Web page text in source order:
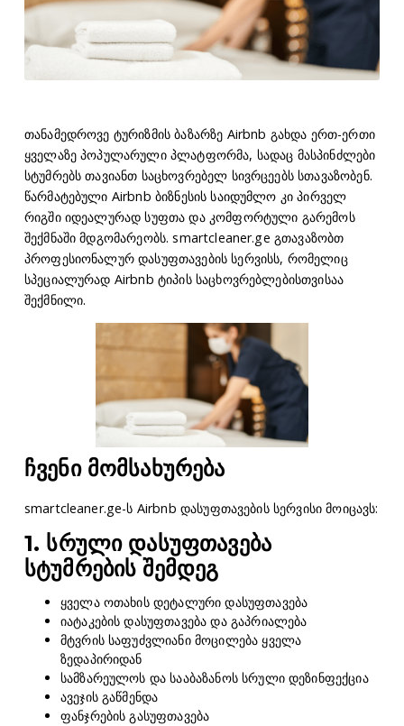
თანამედროვე ტურიზმის ბაზარზე Airbnb გახდა ერთ-ერთი
ყველაზე პოპულარული პლატფორმა, სადაც მასპინძლები
სტუმრებს თავიანთ საცხოვრებელ სივრცეებს სთავაზობენ.
წარმატებული Airbnb ბიზნესის საიდუმლო კი პირველ
რიგში იდეალურად სუფთა და კომფორტული გარემოს
შექმნაში მდგომარეობს. smartcleaner.ge გთავაზობთ
პროფესიონალურ დასუფთავების სერვისს, რომელიც
სპეციალურად Airbnb ტიპის საცხოვრებლებისთვისაა
შექმნილი.
ჩვენი მომსახურება
smartcleaner.ge-ს Airbnb დასუფთავების სერვისი მოიცავს:
1. სრული დასუფთავება
სტუმრების შემდეგ
ყველა ოთახის დეტალური დასუფთავება
იატაკების დასუფთავება და გაპრიალება
მტვრის საფუძვლიანი მოცილება ყველა
ზედაპირიდან
სამზარეულოს და სააბაზანოს სრული დეზინფექცია
ავეჯის გაწმენდა
ფანჯრების გასუფთავება